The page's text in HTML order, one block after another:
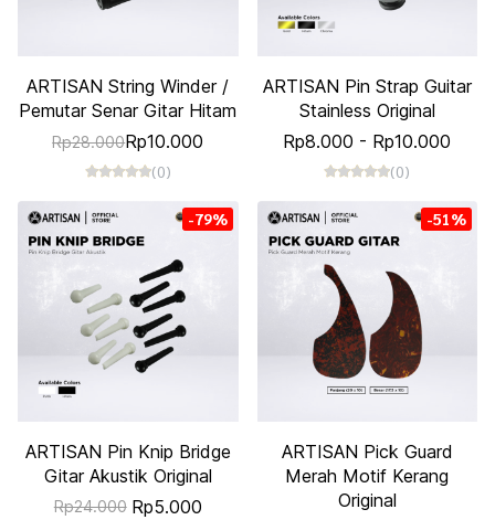
ARTISAN String Winder /
Pemutar Senar Gitar Hitam
Rp28.000Rp10.000
(0)
ARTISAN Pin Strap Guitar
Stainless Original
Rp8.000 - Rp10.000
(0)
-79%
ARTISAN Pin Knip Bridge
Gitar Akustik Original
Rp24.000 Rp5.000
-51%
ARTISAN Pick Guard
Merah Motif Kerang
Original